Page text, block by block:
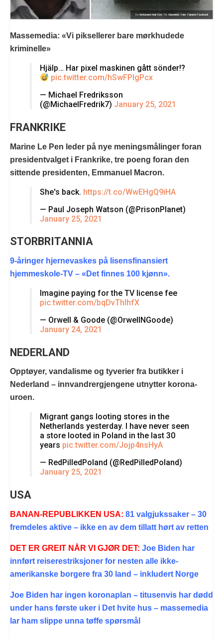
Massemedia: «Vi piksellerer bare mørkhudede
kriminelle»
Hjälp… Har pixel maskinen gått sönder!?
pic.twitter.com/hSwFPIgPcx
— Michael Fredriksson
(@MichaelFredrik7) January 25, 2021
FRANKRIKE
Marine Le Pen leder på nye meningsmålinger foran
presidentvalget i Frankrike, tre poeng foran den
sittende presidenten, Emmanuel Macron.
She's back. https://t.co/WwEHgQ9iHA
— Paul Joseph Watson (@PrisonPlanet)
January 25, 2021
STORBRITANNIA
9-åringer hjernevaskes på lisensfinansiert
hjemmeskole-TV – «Det finnes 100 kjønn».
Imagine paying for the TV license fee
pic.twitter.com/bqDvThIhfX
— Orwell & Goode (@OrwellNGoode)
January 24, 2021
NEDERLAND
Opptøyer, vandalisme og tyverier fra butikker i
Nederland – innvandrergjengene utnytter korona-
uroen.
Migrant gangs looting stores in the
Netherlands yesterday. I have never seen
a store looted in Poland in the last 30
years pic.twitter.com/Jojp4nsHyA
— RedPilledPoland (@RedPilledPoland)
January 25, 2021
USA
BANAN-REPUBLIKKEN USA: 81 valgjukssaker – 30
fremdeles aktive – ikke en av dem tillatt hørt av retten
DET ER GREIT NÅR VI GJØR DET: Joe Biden har
innført reiserestriksjoner for nesten alle ikke-
amerikanske borgere fra 30 land – inkludert Norge
Joe Biden har ingen koronaplan – titusenvis har dødd
under hans første uker i Det hvite hus – massemedia
lar ham slippe unna tøffe spørsmål